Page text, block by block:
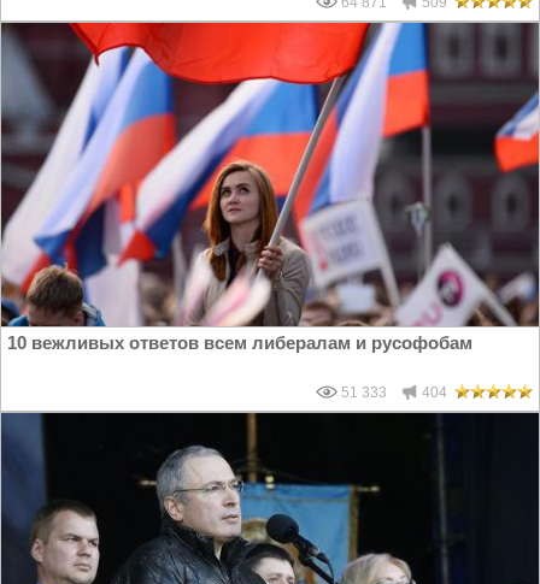
10 вежливых ответов всем либералам и русофобам
51 333 404